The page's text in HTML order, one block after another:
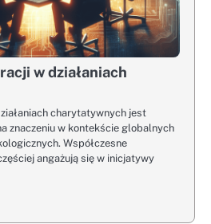
w działaniach
charytatywnych jest
znaczeniu w kontekście globalnych
Współczesne
angażują się w inicjatywy